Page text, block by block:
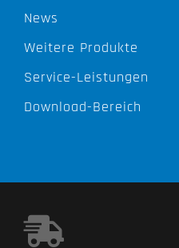
News
Weitere Produkte
Service-Leistungen
Download-Bereich